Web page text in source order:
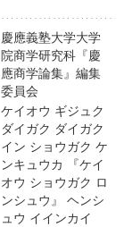
慶應義塾大学大学
院商学研究科『慶
應商学論集』編集
委員会
ケイオウ ギジュク
ダイガク ダイガク
イン ショウガク ケ
ンキュウカ 『ケイ
オウ ショウガク ロ
ンシュウ』 ヘンシ
ュウ イインカイ